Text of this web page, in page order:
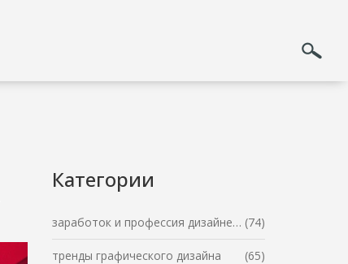
Категории
заработок и профессия дизайнера (74)
тренды графического дизайна (65)